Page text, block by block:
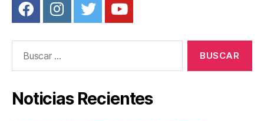
Noticias Recientes